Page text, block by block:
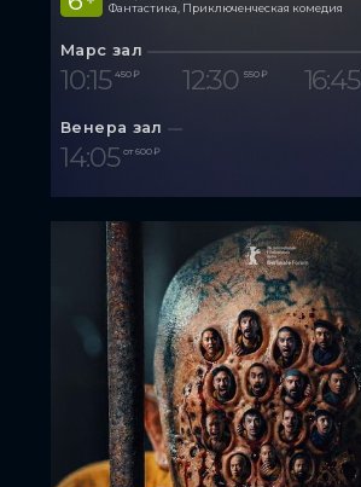
Фантастика, Приключенческая комедия
Марс зал
10:15 450 ₽ 12:30 550 ₽ 16:45
Венера зал
14:05 от 600 ₽